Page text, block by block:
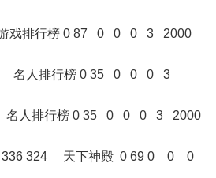
戏排行榜 0 87 0 0 0 3 2000
名人排行榜 0 35 0 0 0 3
名人排行榜 0 35 0 0 0 3 2000
天下神殿 0 69 0 0 0